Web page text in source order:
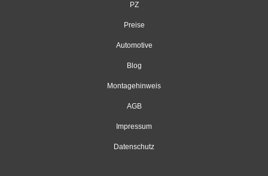
PZ
Preise
Automotive
Blog
Montagehinweis
AGB
Impressum
Datenschutz